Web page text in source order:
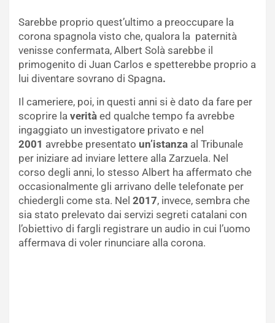
Sarebbe proprio quest’ultimo a preoccupare la
corona spagnola visto che, qualora la paternità
venisse confermata, Albert Solà sarebbe il
primogenito di Juan Carlos e spetterebbe proprio a
lui diventare sovrano di Spagna.
Il cameriere, poi, in questi anni si è dato da fare per
scoprire la verità ed qualche tempo fa avrebbe
ingaggiato un investigatore privato e nel
2001 avrebbe presentato un’istanza al Tribunale
per iniziare ad inviare lettere alla Zarzuela. Nel
corso degli anni, lo stesso Albert ha affermato che
occasionalmente gli arrivano delle telefonate per
chiedergli come sta. Nel 2017, invece, sembra che
sia stato prelevato dai servizi segreti catalani con
l’obiettivo di fargli registrare un audio in cui l’uomo
affermava di voler rinunciare alla corona.